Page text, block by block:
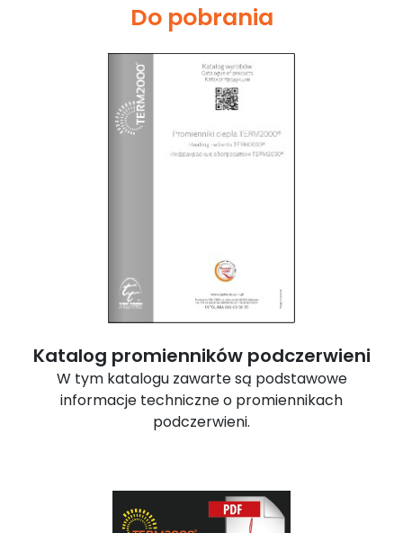
Do pobrania
Katalog promienników podczerwieni
W tym katalogu zawarte są podstawowe
informacje techniczne o promiennikach
podczerwieni.